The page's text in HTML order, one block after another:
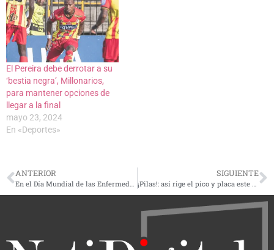
El Pereira debe derrotar a su
‘bestia negra’, Millonarios,
para mantener opciones de
llegar a la final
mayo 23, 2024
En «Deportes»
ANTERIOR
En el Día Mundial de las Enfermedades Raras, Multicare Pharma anuncia presencia en Colombia
SIGUIENTE
¡Pilas!: así rige el pico y placa este viernes 1 de marzo en Pereira